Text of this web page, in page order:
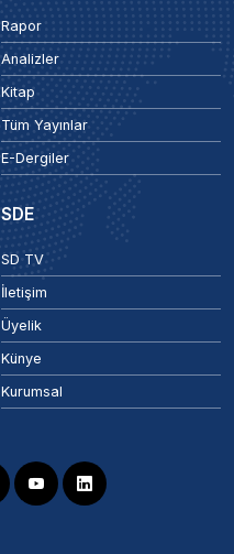
Rapor
Analizler
Kitap
Tüm Yayınlar
E-Dergiler
SDE
SD TV
İletişim
Üyelik
Künye
Kurumsal